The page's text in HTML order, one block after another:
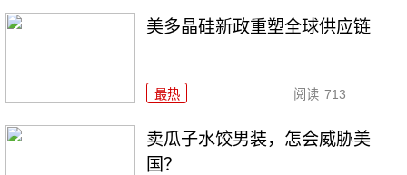
美多晶硅新政重塑全球供应链
最热 阅读 713
卖瓜子水饺男装，怎会威胁美
国？